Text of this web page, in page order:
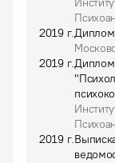
2019г.Диплом
2019г.Диплом
2019г.